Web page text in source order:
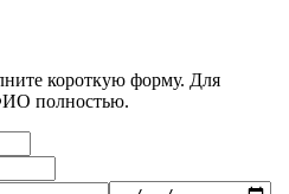
короткую форму. Для
полностью.